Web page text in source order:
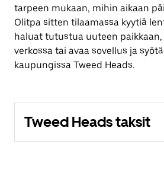
tarpeen mukaan, mihin aikaan
Olitpa sitten tilaamassa kyytiä
haluat tutustua uuteen
verkossa tai avaa sovellus ja
kaupungissa Tweed Heads.
Tweed Heads taksit